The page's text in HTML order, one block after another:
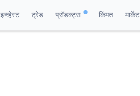
इन्व्हेस्ट ट्रेड प्रॉडक्ट्स किंमत मार्केट